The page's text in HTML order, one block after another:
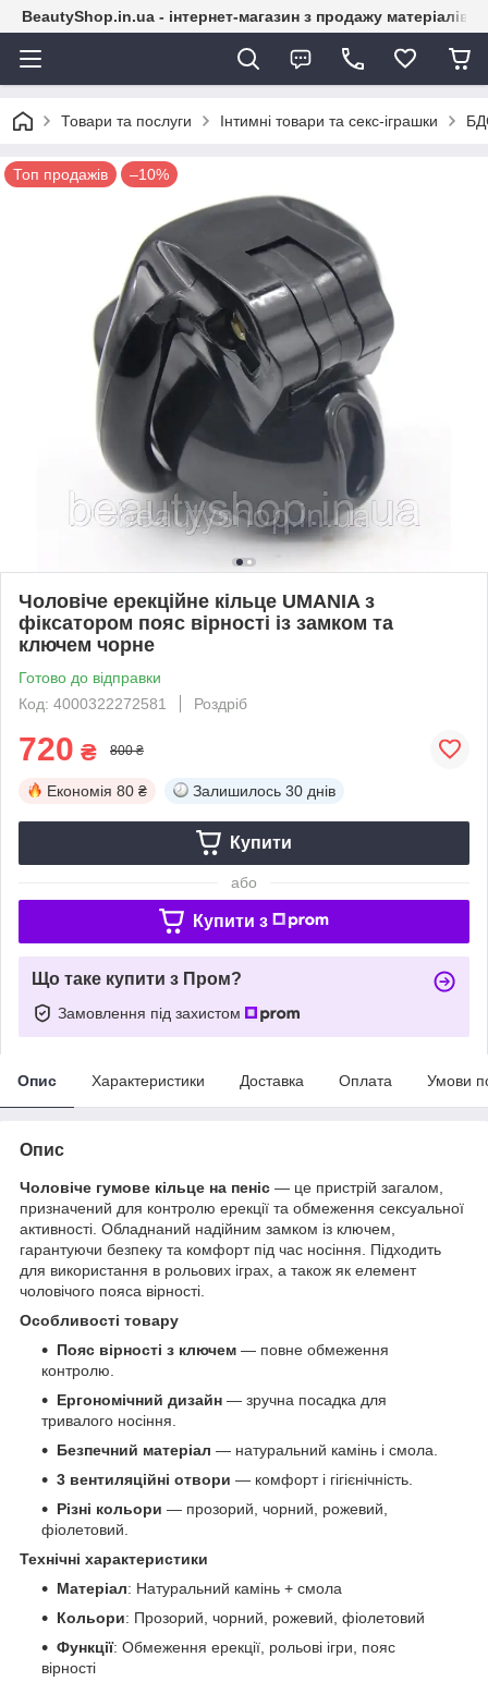
BeautyShop.in.ua - інтернет-магазин з продажу матеріалів
Товари та послуги Інтимні товари та секс-іграшки
Топ продажів –10%
Чоловіче ерекційне кільце UMANIA з
фіксатором пояс вірності із замком та
ключем чорне
Готово до відправки
Код: 4000322272581
Роздріб
720 ₴ 800 ₴
Економія 80 ₴ Залишилось 30 днів
Купити
або
Купити з
Що таке купити з Пром?
Замовлення під захистом
Опис Характеристики Доставка Оплата Умови
Опис
Чоловіче гумове кільце на пеніс — це пристрій загалом,
призначений для контролю ерекції та обмеження сексуальної
активності. Обладнаний надійним замком із ключем,
гарантуючи безпеку та комфорт під час носіння. Підходить
для використання в рольових іграх, а також як елемент
чоловічого пояса вірності.
Особливості товару
Пояс вірності з ключем — повне обмеження
контролю.
Ергономічний дизайн — зручна посадка для
тривалого носіння.
Безпечний матеріал — натуральний камінь і смола.
3 вентиляційні отвори — комфорт і гігієнічність.
Різні кольори — прозорий, чорний, рожевий,
фіолетовий.
Технічні характеристики
Матеріал: Натуральний камінь + смола
Кольори: Прозорий, чорний, рожевий, фіолетовий
Функції: Обмеження ерекції, рольові ігри, пояс
вірності